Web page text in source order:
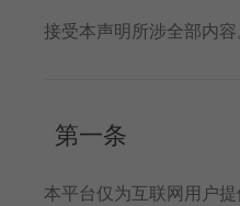
接受本声明所涉全部内
第一条
本平台仅为互联网用户